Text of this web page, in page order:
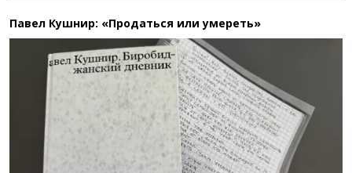
Павел Кушнир: «Продаться или умереть»